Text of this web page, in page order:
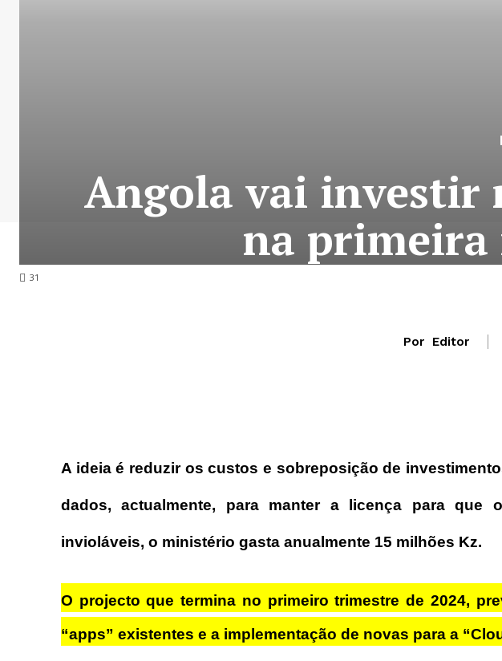
31
Angola vai investir
na primeira
Por Editor
A ideia é reduzir os custos e sobreposição de
dados, actualmente, para manter a licença para que
invioláveis, o ministério gasta anualmente 15 milhões Kz.
O projecto que termina no primeiro trimestre de 2024,
“apps” existentes e a implementação de novas para a